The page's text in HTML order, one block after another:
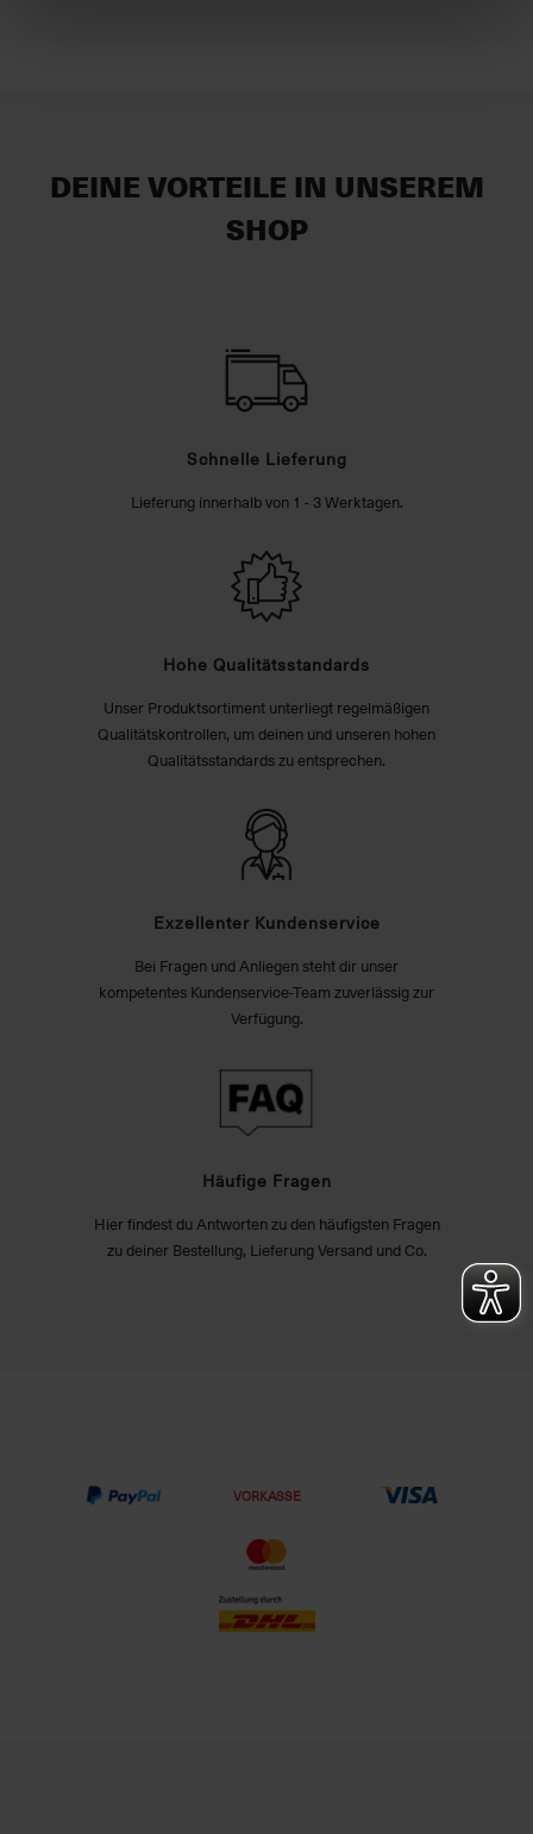
DEINE VORTEILE IN UNSEREM
SHOP
Schnelle Lieferung
Lieferung innerhalb von 1 - 3 Werktagen.
Hohe Qualitätsstandards
Unser Produktsortiment unterliegt regelmäßigen
Qualitätskontrollen, um deinen und unseren hohen
Qualitätsstandards zu entsprechen.
Exzellenter Kundenservice
Bei Fragen und Anliegen steht dir unser
kompetentes Kundenservice-Team zuverlässig zur
Verfügung.
Häufige Fragen
Hier findest du Antworten zu den häufigsten Fragen
zu deiner Bestellung, Lieferung Versand und Co.
VORKASSE